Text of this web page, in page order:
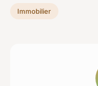
Immobilier